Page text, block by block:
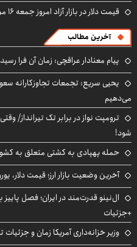
قیمت دلار در بازار آزاد امروز جمعه ۱۶ مرداد ۱۴۰۵/ قیمت‌ها ریخت؟ +جدول
آخرین مطالب
پیام معنادار عراقچی: زمان آن فرا
یحیی سریع: تجمعات تجاوزکارانه
می‌دهیم
ترومپت نواز در برابر تک تیرانداز/
شود!
حمله پهپادی به کشتی متعلق به
آخرین وضعیت بازار ارز؛ قیمت دلار، یورو و پوند
ال‌نینو قدرت‌مند در ایران؛ فصل
+جزئیات
وزیر خزانه‌داری آمریکا زمان و جزئیات